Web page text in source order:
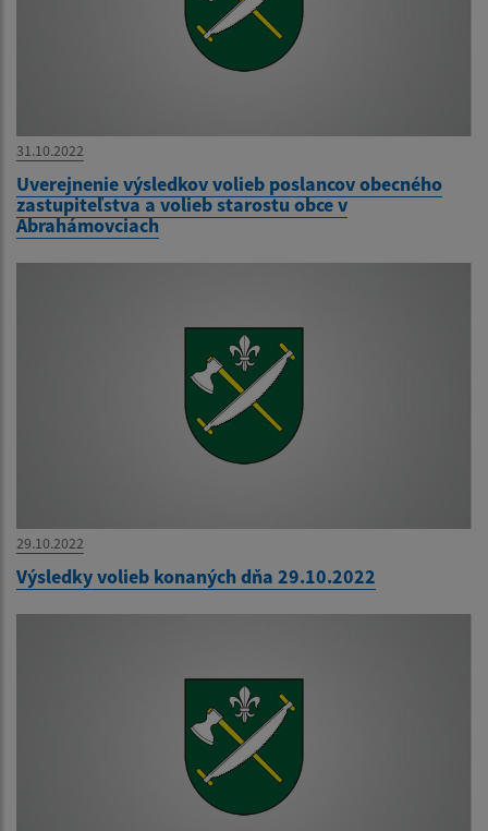
31.10.2022
Uverejnenie výsledkov volieb poslancov obecného
zastupiteľstva a volieb starostu obce v
Abrahámovciach
29.10.2022
Výsledky volieb konaných dňa 29.10.2022